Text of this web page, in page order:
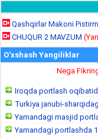
Qashqirlar Makoni
CHUQUR 2 MAVZUM
O'xshash Yangiliklar
Nega
Iroqda portlash
Turkiya janubi-
Yamandagi masjid
Yamandagi portlashda